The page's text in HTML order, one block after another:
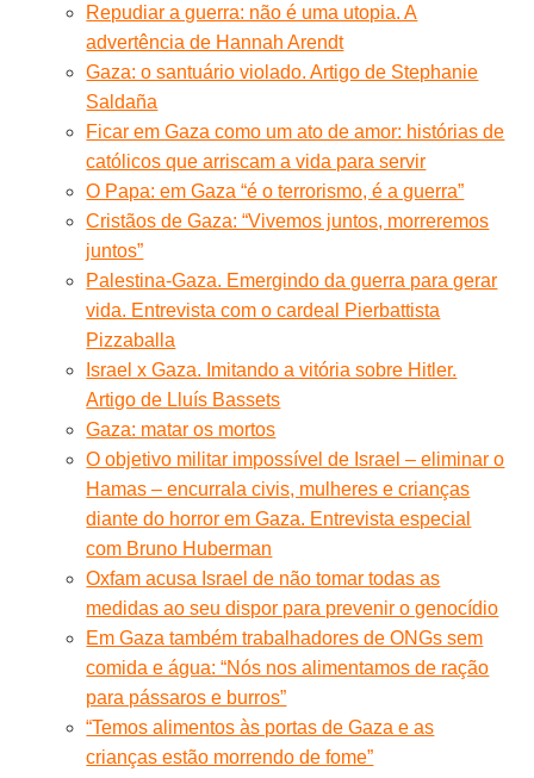
Repudiar a guerra: não é uma utopia. A
advertência de Hannah Arendt
Gaza: o santuário violado. Artigo de Stephanie
Saldaña
Ficar em Gaza como um ato de amor: histórias de
católicos que arriscam a vida para servir
O Papa: em Gaza “é o terrorismo, é a guerra”
Cristãos de Gaza: “Vivemos juntos, morreremos
juntos”
Palestina-Gaza. Emergindo da guerra para gerar
vida. Entrevista com o cardeal Pierbattista
Pizzaballa
Israel x Gaza. Imitando a vitória sobre Hitler.
Artigo de Lluís Bassets
Gaza: matar os mortos
O objetivo militar impossível de Israel – eliminar o
Hamas – encurrala civis, mulheres e crianças
diante do horror em Gaza. Entrevista especial
com Bruno Huberman
Oxfam acusa Israel de não tomar todas as
medidas ao seu dispor para prevenir o genocídio
Em Gaza também trabalhadores de ONGs sem
comida e água: “Nós nos alimentamos de ração
para pássaros e burros”
“Temos alimentos às portas de Gaza e as
crianças estão morrendo de fome”